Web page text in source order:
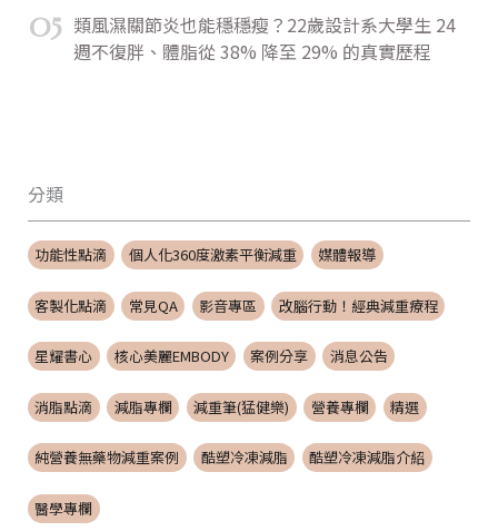
05 類風濕關節炎也能穩穩瘦？22歲設計系大學生 24
週不復胖、體脂從 38% 降至 29% 的真實歷程
分類
功能性點滴 個人化360度激素平衡減重 媒體報導
客製化點滴 常見QA 影音專區 改腦行動！經典減重療程
星耀書心 核心美麗EMBODY 案例分享 消息公告
消脂點滴 減脂專欄 減重筆(猛健樂) 營養專欄 精選
純營養無藥物減重案例 酷塑冷凍減脂 酷塑冷凍減脂介紹
醫學專欄